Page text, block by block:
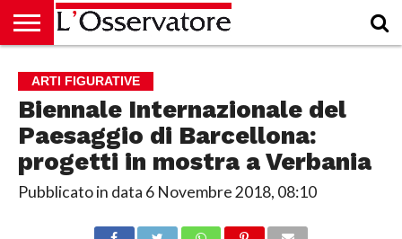
CULTURA
ECONOMIA
RUBRICHE
ARCHIVIO
PODCAST
ABBONAMENTO
CHI
SIAMO
ACCEDI
ARTI FIGURATIVE
Biennale Internazionale del
Paesaggio di Barcellona:
progetti in mostra a Verbania
Pubblicato in data 6 Novembre 2018, 08:10